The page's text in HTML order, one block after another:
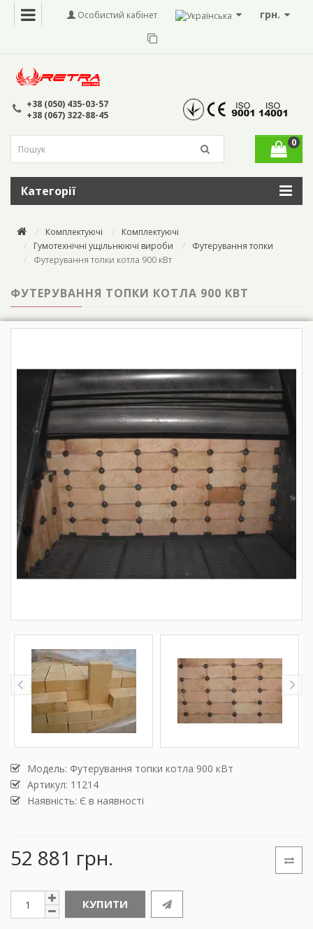
грн.
Особистий кабінет
+38 (050) 435-03-57
+38 (067) 322-88-45
0
Категорії
Комплектуючі
Комплектуючі
Гумотехнічні ущільнюючі вироби
Футерування топки
Футерування топки котла 900 кВт
ФУТЕРУВАННЯ ТОПКИ КОТЛА 900 КВТ
Модель: Футерування топки котла 900 кВт
Артикул: 11214
Наявність: Є в наявності
52 881 грн.
КУПИТИ